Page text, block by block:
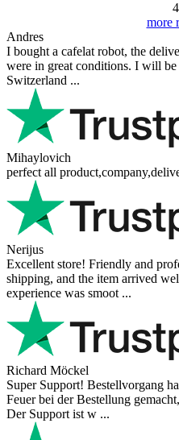
more
Andres
I bought a cafelat robot, the
were in great conditions. I will
Switzerland ...
Mihaylovich
perfect all
Nerijus
Excellent store! Friendly and
shipping, and the item arrived
experience was smoot ...
Richard Möckel
Super Support! Bestellvorgang
Feuer bei der Bestellung
Der Support ist w ...